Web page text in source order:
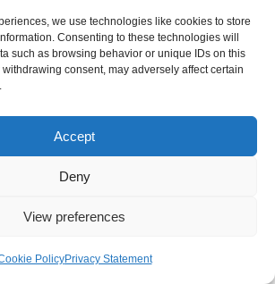
we use technologies like cookies to store
Consenting to these technologies will
such as browsing behavior or unique IDs on this
consent, may adversely affect certain
Accept
Deny
View preferences
PolicyPrivacy Statement
もしれませんが、機電系エンジニアは
す。
を向けるのも大事ですけど、それだけだ